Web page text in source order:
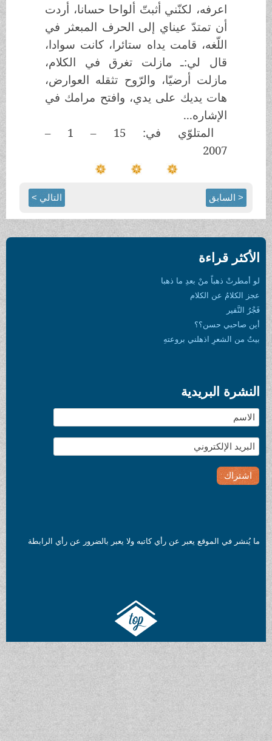
اعرفه، لكنّني أثبتّ ألواحا حسانا، أردت
أن تمتدّ عيناي إلى الحرف المبعثر في
اللّغه، قامت يداه ستائرا، كانت سوادا،
قال لي:ـ مازلت تغرق في الكلام،
مازلت أرضيّا، والرّوح تثقله العوارض،
هات يديك على يدي، وافتح مرامك في
الإشاره...
المتلوّي في: 15 – 1 –
2007
< السابق التالي >
الأكثر قراءة
لو أمطرتْ ذهباً منْ بعدِ ما ذهبا
عجز الكلامُ عن الكلام
فَجْرُ النَّفير
أين صاحبي حسن؟؟
بيتٌ من الشعرِ اذهلني بروعتهِ
النشرة البريدية
ما يُنشر في الموقع يعبر عن رأي كاتبه ولا يعبر بالضرور عن رأي الرابطة